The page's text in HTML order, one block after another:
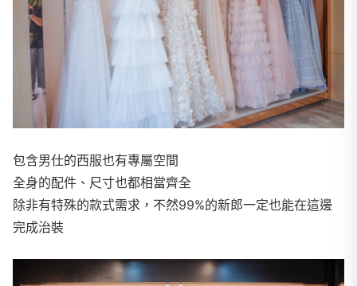
包含男仕的西服也有專屬空間
全身的配件、尺寸也都相當齊全
除非有特殊的款式需求，不然99%的新郎一定也能在這邊
完成治裝